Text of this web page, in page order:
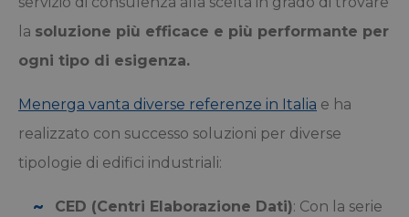
la soluzione più efficace e più performante per
ogni tipo di esigenza.
Menerga vanta diverse referenze in Italia e ha
realizzato con successo soluzioni per diverse
tipologie di edifici industriali:
CED (Centri Elaborazione Dati): Con la serie